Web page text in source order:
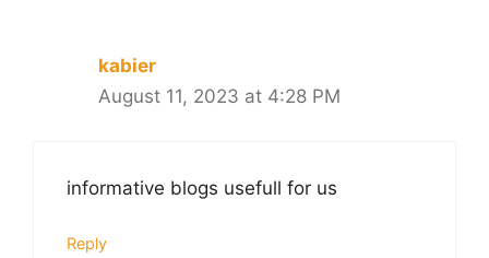
kabier
August 11, 2023 at 4:28 PM
informative blogs usefull for us
Reply